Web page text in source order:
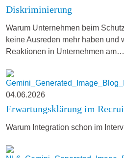
Diskriminierung
Warum Unternehmen beim
keine Ausreden mehr haben und
Reaktionen in Unternehmen am…
04.06.2026
Erwartungsklärung im
Warum Integration schon im